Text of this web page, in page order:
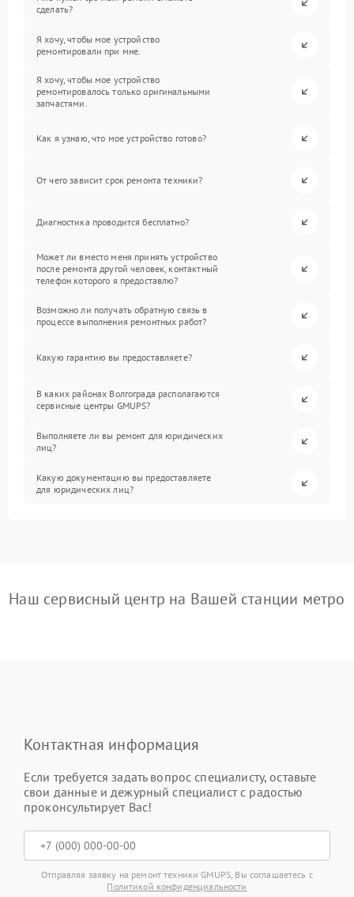
сделать?
Я хочу, чтобы мое устройство
ремонтировали при мне.
Я хочу, чтобы мое устройство
ремонтировалось только оригинальными
запчастями.
Как я узнаю, что мое устройство готово?
От чего зависит срок ремонта техники?
Диагностика проводится бесплатно?
Может ли вместо меня принять устройство
после ремонта другой человек, контактный
телефон которого я предоставлю?
Возможно ли получать обратную связь в
процессе выполнения ремонтных работ?
Какую гарантию вы предоставляете?
В каких районах Волгограда располагаются
сервисные центры GMUPS?
Выполняете ли вы ремонт для юридических
лиц?
Какую документацию вы предоставляете
для юридических лиц?
Наш сервисный центр на Вашей станции метро
Контактная информация
Если требуется задать вопрос специалисту, оставьте
свои данные и дежурный специалист с радостью
проконсультирует Вас!
Отправляя заявку на ремонт техники GMUPS, Вы соглашаетесь с
Политикой конфиденциальности